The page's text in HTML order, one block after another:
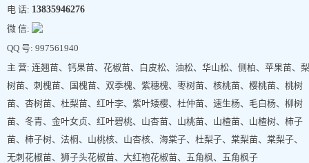
电 话: 13835946276
微 信:
QQ 号: 997561940
主 营: 连翘苗、钙果苗、花椒苗、白皮松、油松、华山松、侧柏、苹果苗、梨
树苗、刺槐苗、国槐苗、双季槐、紫穗槐、枣树苗、核桃苗、樱桃苗、桃树
苗、杏树苗、杜梨苗、红叶李、紫叶矮樱、杜仲苗、速生杨、毛白杨、柳树
苗、冬青、金叶女贞、红叶碧桃、山杏苗、山桃苗、山楂苗、山楂树、柿子
苗、柿子树、法桐、山桃核、山杏核、海棠子、杜梨子、棠梨苗、棠梨子、
无刺花椒苗、狮子头花椒苗、大红袍花椒苗、五角枫、五角枫子